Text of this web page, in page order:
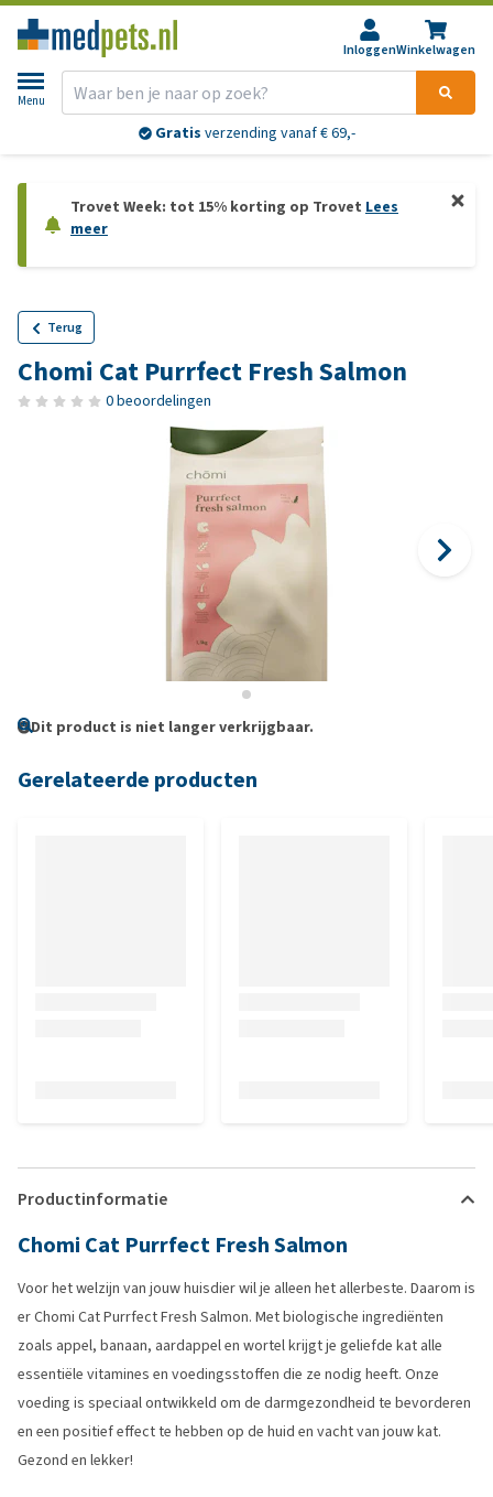
InloggenWinkelwagen
Menu
Gratis verzending vanaf € 69,-
Trovet Week: tot 15% korting op Trovet Lees
meer
Terug
Chomi Cat Purrfect Fresh Salmon
0 beoordelingen
Dit product is niet langer verkrijgbaar.
Gerelateerde producten
Productinformatie
Chomi Cat Purrfect Fresh Salmon
Voor het welzijn van jouw huisdier wil je alleen het allerbeste. Daarom is
er Chomi Cat Purrfect Fresh Salmon. Met biologische ingrediënten
zoals appel, banaan, aardappel en wortel krijgt je geliefde kat alle
essentiële vitamines en voedingsstoffen die ze nodig heeft. Onze
voeding is speciaal ontwikkeld om de darmgezondheid te bevorderen
en een positief effect te hebben op de huid en vacht van jouw kat.
Gezond en lekker!